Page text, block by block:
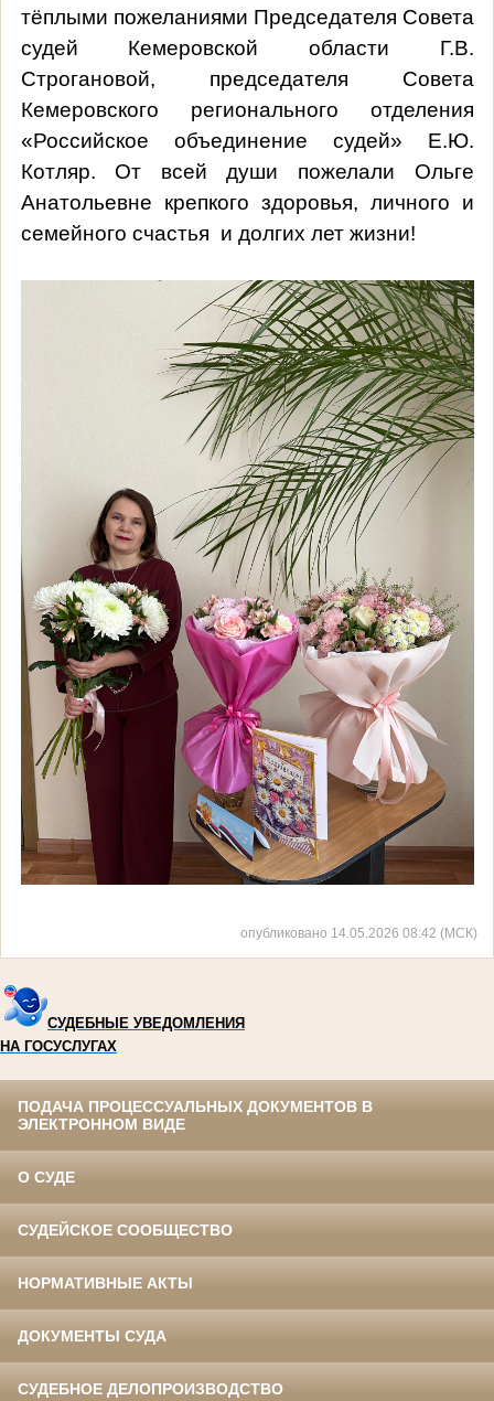
тёплыми пожеланиями Председателя Совета
судей Кемеровской области Г.В.
Строгановой, председателя Совета
Кемеровского регионального отделения
«Российское объединение судей» Е.Ю.
Котляр. От всей души пожелали Ольге
Анатольевне крепкого здоровья, личного и
семейного счастья и долгих лет жизни!
опубликовано 14.05.2026 08:42 (МСК)
СУДЕБНЫЕ УВЕДОМЛЕНИЯ
НА ГОСУСЛУГАХ
ПОДАЧА ПРОЦЕССУАЛЬНЫХ ДОКУМЕНТОВ В
ЭЛЕКТРОННОМ ВИДЕ
О СУДЕ
СУДЕЙСКОЕ СООБЩЕСТВО
НОРМАТИВНЫЕ АКТЫ
ДОКУМЕНТЫ СУДА
СУДЕБНОЕ ДЕЛОПРОИЗВОДСТВО